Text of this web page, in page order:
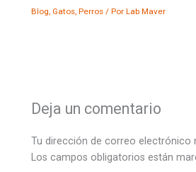
Blog, Gatos, Perros/ Por Lab Maver
Deja un comentario
Tu dirección de correo electrónico
Los campos obligatorios están